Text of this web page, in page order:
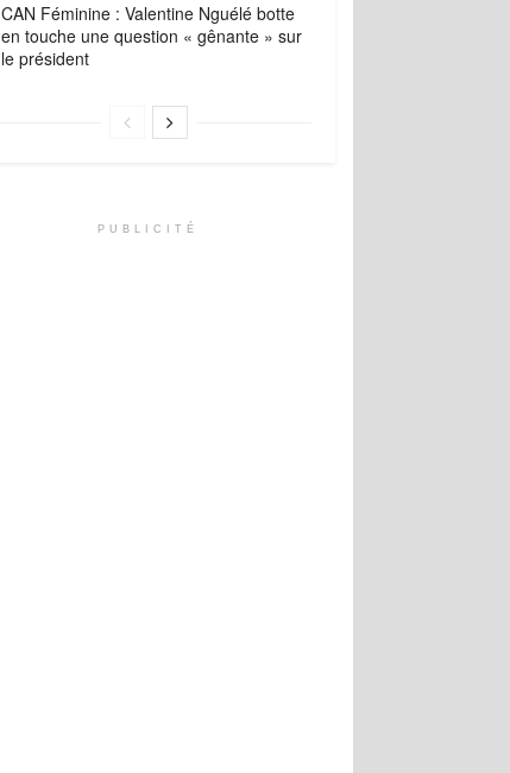
CAN Féminine : Valentine Nguélé botte
en touche une question « gênante » sur
le président
PUBLICITÉ